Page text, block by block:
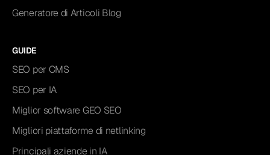
Generatore di Articoli Blog
GUIDE
SEO per CMS
SEO per IA
Miglior software GEO SEO
Migliori piattaforme di netlinking
Principali aziende in IA